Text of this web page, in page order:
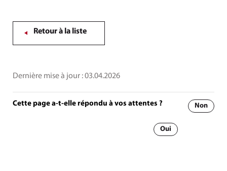
Retour à la liste
Dernière mise à jour :03.04.2026
Cette page a-t-elle répondu à vos attentes ? Non
Oui